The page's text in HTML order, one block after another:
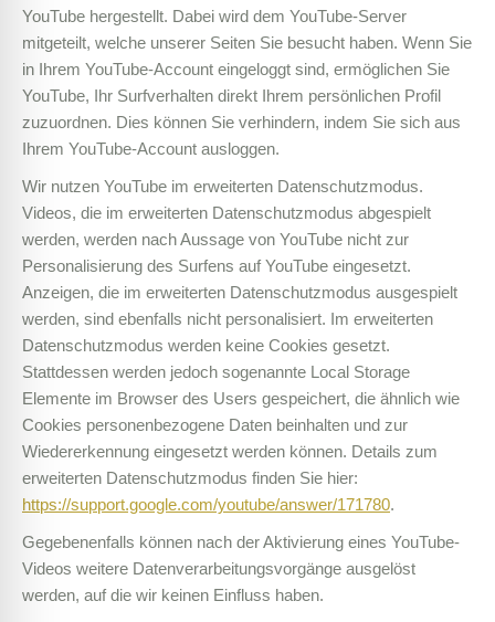
YouTube hergestellt. Dabei wird dem YouTube-Server
mitgeteilt, welche unserer Seiten Sie besucht haben. Wenn Sie
in Ihrem YouTube-Account eingeloggt sind, ermöglichen Sie
YouTube, Ihr Surfverhalten direkt Ihrem persönlichen Profil
zuzuordnen. Dies können Sie verhindern, indem Sie sich aus
Ihrem YouTube-Account ausloggen.
Wir nutzen YouTube im erweiterten Datenschutzmodus.
Videos, die im erweiterten Datenschutzmodus abgespielt
werden, werden nach Aussage von YouTube nicht zur
Personalisierung des Surfens auf YouTube eingesetzt.
Anzeigen, die im erweiterten Datenschutzmodus ausgespielt
werden, sind ebenfalls nicht personalisiert. Im erweiterten
Datenschutzmodus werden keine Cookies gesetzt.
Stattdessen werden jedoch sogenannte Local Storage
Elemente im Browser des Users gespeichert, die ähnlich wie
Cookies personenbezogene Daten beinhalten und zur
Wiedererkennung eingesetzt werden können. Details zum
erweiterten Datenschutzmodus finden Sie hier:
https://support.google.com/youtube/answer/171780.
Gegebenenfalls können nach der Aktivierung eines YouTube-
Videos weitere Datenverarbeitungsvorgänge ausgelöst
werden, auf die wir keinen Einfluss haben.